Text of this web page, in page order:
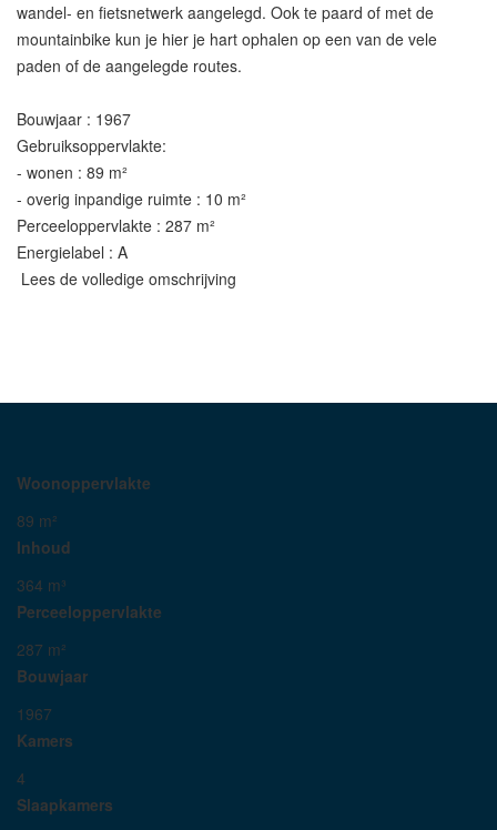
wandel- en fietsnetwerk aangelegd. Ook te paard of met de
mountainbike kun je hier je hart ophalen op een van de vele
paden of de aangelegde routes.
Bouwjaar : 1967
Gebruiksoppervlakte:
- wonen : 89 m²
- overig inpandige ruimte : 10 m²
Perceeloppervlakte : 287 m²
Energielabel : A
Lees de volledige omschrijving
Woonoppervlakte
89 m²
Inhoud
364 m³
Perceeloppervlakte
287 m²
Bouwjaar
1967
Kamers
4
Slaapkamers